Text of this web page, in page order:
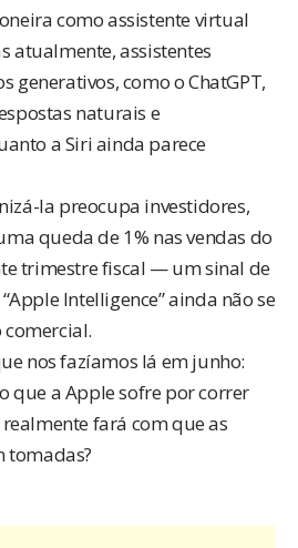
como assistente virtual
atualmente, assistentes
generativos, como o ChatGPT,
naturais e
a Siri ainda parece
la preocupa investidores,
queda de 1% nas vendas do
trimestre fiscal — um sinal de
Intelligence” ainda não se
nos fazíamos lá em junho:
que a Apple sofre por correr
fará com que as
tomadas?